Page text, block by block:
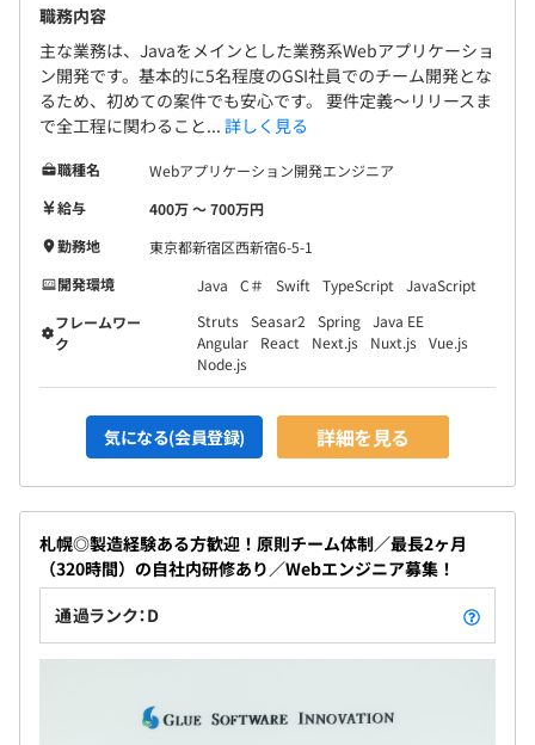
（内訳）札幌：214名
東京：134名
福岡： 84名
大阪： 74名
仙台： 38名
〇2017年業界未経験からキャリア採用で入社。
3年でチーフに昇格し、現在は課長職としてプロジェクト
リーダーを担当。
〇2020年新卒採用で入社。
大学で学んだ経験を活かしながら業務の幅を広げ、現在は
要件定義も担当。
〇2019年業界未経験からキャリア採用で入社。
2年目からサブリーダーを担当し、現在は商社のシステム
職務内容
主な業務は、Javaをメインとした業務系Webアプリケーショ
ン開発です。基本的に5名程度のGSI社員でのチーム開発とな
るため、初めての案件でも安心です。 要件定義～リリースま
で全工程に関わること... 詳しく見る
職種名
Webアプリケーション開発エンジニア
給与
400万 〜 700万円
勤務地
東京都新宿区西新宿6-5-1
開発環境
Java C＃ Swift TypeScript
JavaScript
フレームワー
ク
Struts Seasar2 Spring Java EE
Angular
React Next.js Nuxt.js Vue.js
Node.js
気になる(会員登録) 詳細を見る
札幌◎製造経験ある方歓迎！原則チーム体制／最長2ヶ月
（320時間）の自社内研修あり／Webエンジニア募集！
通過ランク：D